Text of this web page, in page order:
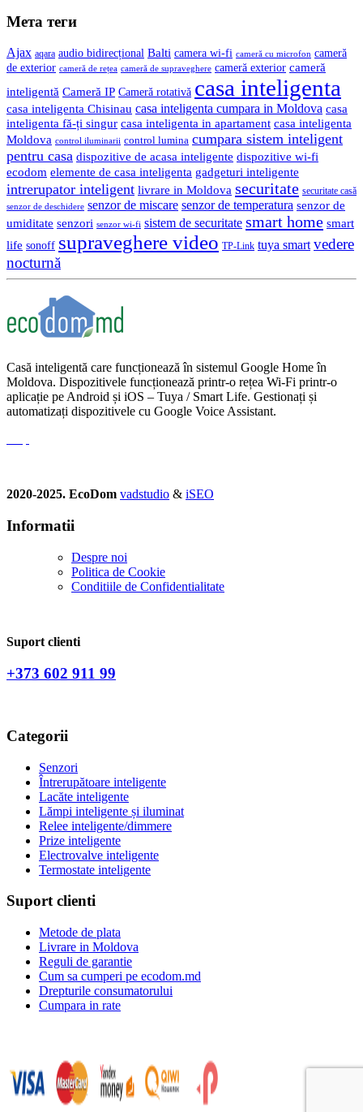
Мета теги
Ajax aqara audio bidirecțional Balti camera wi-fi cameră cu microfon cameră
de exterior cameră de rețea cameră de supraveghere cameră exterior cameră
inteligentă Cameră IP Cameră rotativă casa inteligenta
casa inteligenta Chisinau casa inteligenta cumpara in Moldova casa
inteligenta fă-ți singur casa inteligenta in apartament casa inteligenta
Moldova control iluminarii control lumina cumpara sistem inteligent
pentru casa dispozitive de acasa inteligente dispozitive wi-fi
ecodom elemente de casa inteligenta gadgeturi inteligente
intrerupator inteligent livrare in Moldova securitate securitate casă
senzor de deschidere senzor de miscare senzor de temperatura senzor de
umiditate senzori senzor wi-fi sistem de securitate smart home smart
life sonoff supraveghere video TP-Link tuya smart vedere
nocturnă
Casă inteligentă care funcționează în sistemul Google Home în
Moldova. Dispozitivele funcționează printr-o rețea Wi-Fi printr-o
aplicație pe Android și iOS – Tuya / Smart Life. Gestionați și
automatizați dispozitivele cu Google Voice Assistant.
2020-2025. EcoDom vadstudio & iSEO
Informatii
Despre noi
Politica de Сookie
Conditiile de Confidentialitate
Suport clienti
+373 602 911 99
Categorii
Senzori
Întrerupătoare inteligente
Lacăte inteligente
Lămpi inteligente și iluminat
Relee inteligente/dimmere
Prize inteligente
Electrovalve inteligente
Termostate inteligente
Suport clienti
Metode de plata
Livrare in Moldova
Reguli de garantie
Cum sa cumperi pe ecodom.md
Drepturile consumatorului
Cumpara in rate